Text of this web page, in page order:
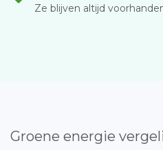
Ze blijven altijd
Groene energie